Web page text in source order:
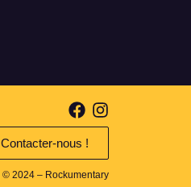
Contacter-nous !
| © 2024 – Rockumentary